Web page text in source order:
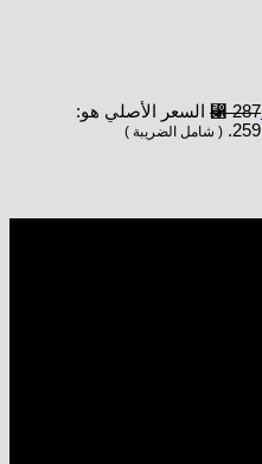
⃁287
السعر الأصلي هو:
( شامل الضريبة )